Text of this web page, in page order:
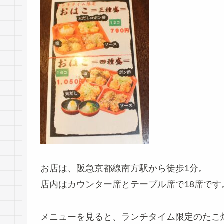
お店は、阪急京都線南方駅から徒歩1分。
店内はカウンター席とテーブル席で18席です
メニューを見ると、ランチタイム限定のたこ